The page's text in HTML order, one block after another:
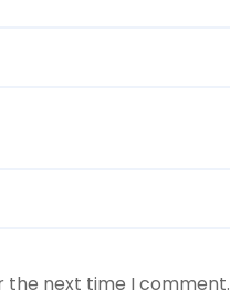
the next time I comment.